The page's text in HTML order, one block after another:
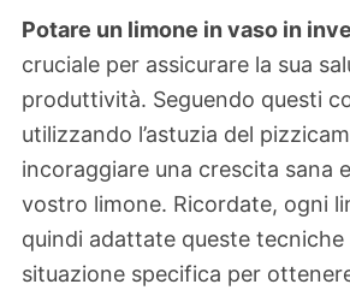
Potare un limone in vaso in
cruciale per assicurare la sua
produttività. Seguendo questi
utilizzando l’astuzia del
incoraggiare una crescita sana
vostro limone. Ricordate, ogni
quindi adattate queste tecniche
situazione specifica per